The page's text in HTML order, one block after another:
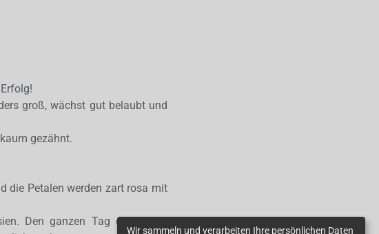
groß, wächst gut belaubt und
gezähnt.
die Petalen werden zart rosa mit
Den ganzen Tag der Sonne
Wir sammeln und verarbeiten Ihre persönlichen Daten